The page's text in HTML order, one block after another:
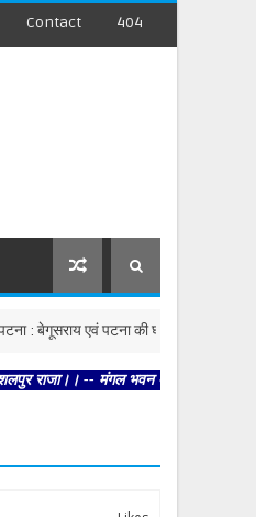
Contact 404
एवं पटना की घटनाओं पर स्वास्थ्य विभाग
-- मंगल भवन अमंगल हारी। द्रवहु